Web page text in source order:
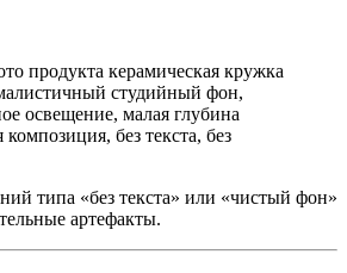
продукта керамическая кружка
студийный фон,
освещение, малая глубина
композиция, без текста, без
типа «без текста» или «чистый фон»
артефакты.